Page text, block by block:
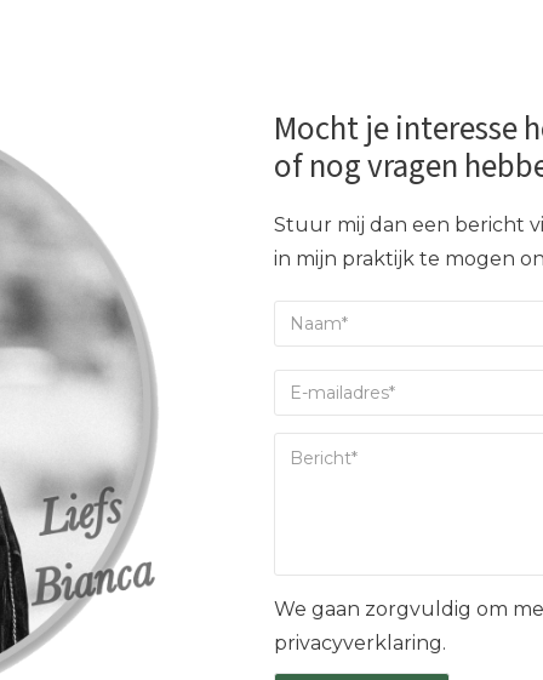
Mocht je interesse
of nog vragen
Stuur mij dan een bericht
in mijn praktijk te mogen
We gaan zorgvuldig om
privacyverklaring.